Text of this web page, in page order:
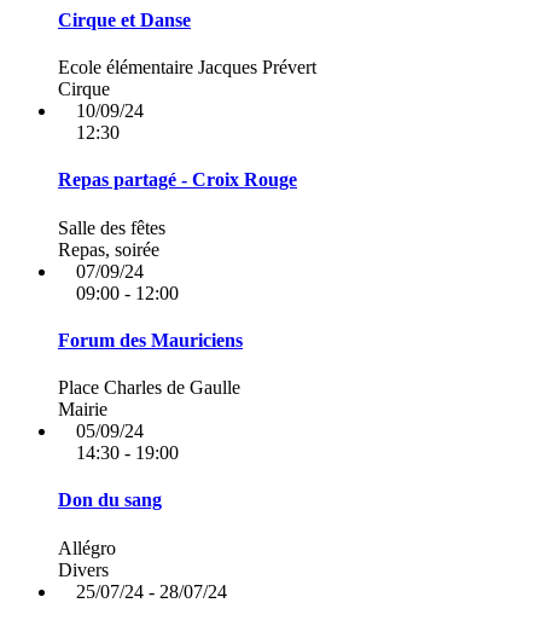
Cirque et Danse
Ecole élémentaire Jacques Prévert
Cirque
10/09/24
12:30
Repas partagé - Croix Rouge
Salle des fêtes
Repas, soirée
07/09/24
09:00 - 12:00
Forum des Mauriciens
Place Charles de Gaulle
Mairie
05/09/24
14:30 - 19:00
Don du sang
Allégro
Divers
25/07/24 - 28/07/24